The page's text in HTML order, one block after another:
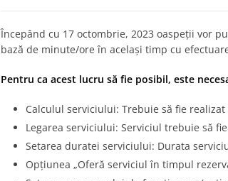
Începând cu 17 octombrie, 2023 oaspeții vor
bază de minute/ore în același timp cu
Pentru ca acest lucru să fie posibil, este
Calculul serviciului: Trebuie să fie realizat
Legarea serviciului: Serviciul trebuie să
Setarea duratei serviciului: Durata
Opțiunea „Oferă serviciul în timpul